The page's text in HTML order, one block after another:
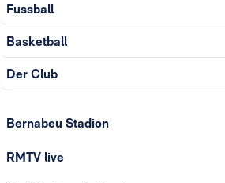
Fussball
Basketball
Der Club
Bernabeu Stadion
RMTV live